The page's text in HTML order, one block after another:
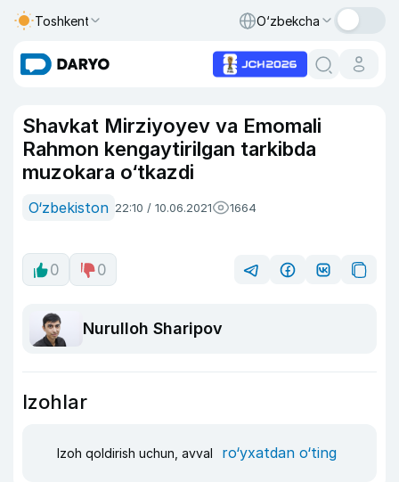
Toshkent O‘zbekcha
Shavkat Mirziyoyev va Emomali
Rahmon kengaytirilgan tarkibda
muzokara o‘tkazdi
O‘zbekiston 22:10 / 10.06.2021 1664
0 0
Nurulloh Sharipov
Izohlar
Izoh qoldirish uchun, avval ro‘yxatdan o‘ting